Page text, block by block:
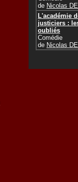
de Nicolas
L'académie
justiciers :
oubliés
Comédie
de Nicolas